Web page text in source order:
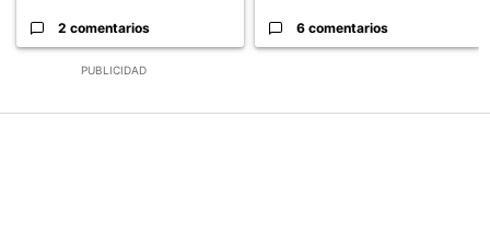
PUBLICIDAD
2 comentarios 6 comentarios